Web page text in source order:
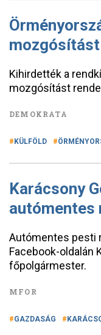
Kihirdették a
mozgósítást
DEMOKRATA
KÜLFÖLD
Karácsony
autómentes
Autómentes pesti
Facebook-oldalán
főpolgármester.
MFOR
GAZDASÁG